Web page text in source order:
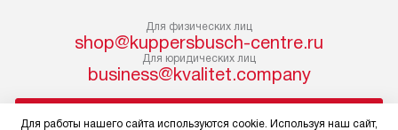
Для физических лиц
shop@kuppersbusch-centre.ru
Для юридических лиц
business@kvalitet.company
Для работы нашего сайта используются cookie. Используя наш сайт,